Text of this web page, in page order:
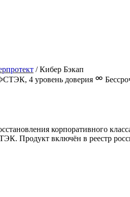
/ Кибер Бэкап
4 уровень доверия
корпоративного
Продукт включён в реестр